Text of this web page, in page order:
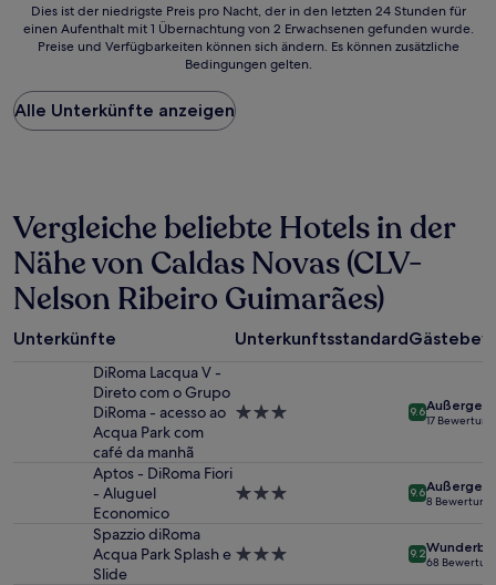
Dies
ist
Preis
pro
Nacht,
24 Stunden
für
einen
Aufenthalt
mit
1 Übernachtung
von
2 Erwachsenen
Verfügbarkeiten
Dies ist der niedrigste Preis pro Nacht, der in den letzten 24 Stunden für
einen Aufenthalt mit 1 Übernachtung von 2 Erwachsenen gefunden wurde.
Preise und Verfügbarkeiten können sich ändern. Es können zusätzliche
Bedingungen gelten.
Alle Unterkünfte anzeigen
Vergleiche beliebte Hotels in der
Nähe von Caldas Novas (CLV-
Nelson Ribeiro Guimarães)
Unterkünfte Unterkunftsstandard
DiRoma Lacqua V -
Direto com o Grupo
DiRoma - acesso ao
Acqua Park com
café da manhã
3.0-
9.6
17
Aptos - DiRoma Fiori
- Aluguel
Economico
3.0-
9.6
8
Spazzio diRoma
Acqua Park Splash e
Slide
3.0-
9.2
68